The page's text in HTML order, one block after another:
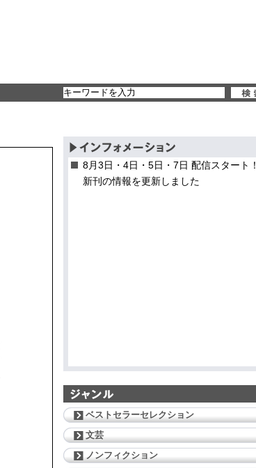
8月3日・4日・5日・7日 配信スタート！
新刊の情報を更新しました
ベストセラーセレクション
文芸
ノンフィクション